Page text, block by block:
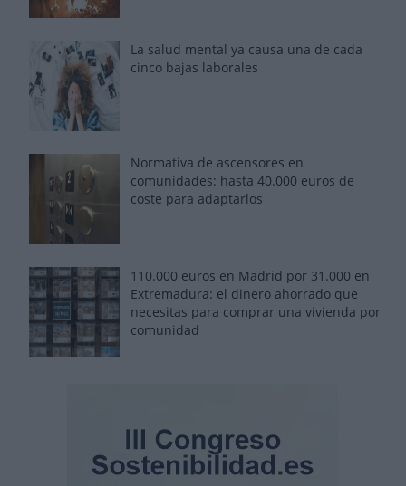
La salud mental ya causa una de cada
cinco bajas laborales
Normativa de ascensores en
comunidades: hasta 40.000 euros de
coste para adaptarlos
110.000 euros en Madrid por 31.000 en
Extremadura: el dinero ahorrado que
necesitas para comprar una vivienda por
comunidad